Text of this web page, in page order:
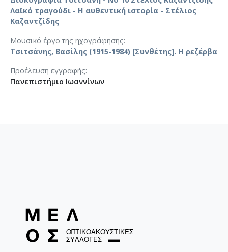
Λαϊκό τραγούδι - Η αυθεντική ιστορία - Στέλιος
Καζαντζίδης
Μουσικό έργο της ηχογράφησης
Τσιτσάνης, Βασίλης (1915-1984) [Συνθέτης]. Η ρεζέρβα
Προέλευση εγγραφής
Πανεπιστήμιο Ιωαννίνων